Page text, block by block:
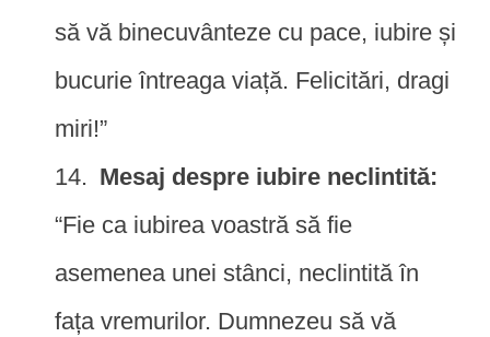
să vă binecuvânteze cu pace, iubire și
bucurie întreaga viață. Felicitări, dragi
miri!”
Mesaj despre iubire neclintită:
“Fie ca iubirea voastră să fie
asemenea unei stânci, neclintită în
fața vremurilor. Dumnezeu să vă